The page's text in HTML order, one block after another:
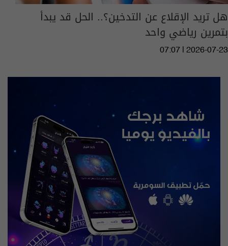
هل تريد الإقلاع عن التدخين؟.. الحل قد يبدأ
بتمرين رياضي واحد
07:07 | 2026-07-23